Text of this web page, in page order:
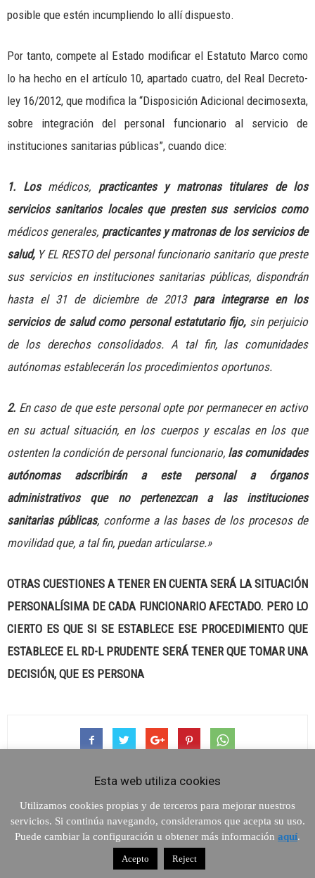
posible que estén incumpliendo lo allí dispuesto.
Por tanto, compete al Estado modificar el Estatuto Marco como
lo ha hecho en el artículo 10, apartado cuatro, del Real Decreto-
ley 16/2012, que modifica la “Disposición Adicional decimosexta,
sobre integración del personal funcionario al servicio de
instituciones sanitarias públicas”, cuando dice:
1. Losmédicos, practicantes y matronas titulares de los
servicios sanitarios locales que presten sus servicios como
médicos generales, practicantes y matronas de los servicios de
salud,Y EL RESTO del personal funcionario sanitario que preste
sus servicios en instituciones sanitarias públicas, dispondrán
hasta el 31 de diciembre de 2013 para integrarse en los
servicios de salud como personal estatutario fijo,sin perjuicio
de los derechos consolidados. A tal fin, las comunidades
autónomas establecerán los procedimientos oportunos.
2. En caso de que este personal opte por permanecer en activo
en su actual situación, en los cuerpos y escalas en los que
ostenten la condición de personal funcionario, las comunidades
autónomas adscribirán a este personal a órganos
administrativos que no pertenezcan a las instituciones
sanitarias públicas, conforme a las bases de los procesos de
movilidad que, a tal fin, puedan articularse.»
OTRAS CUESTIONES A TENER EN CUENTA SERÁ LA SITUACIÓN
PERSONALÍSIMA DE CADA FUNCIONARIO AFECTADO. PERO LO
CIERTO ES QUE SI SE ESTABLECE ESE PROCEDIMIENTO QUE
ESTABLECE EL RD-L PRUDENTE SERÁ TENER QUE TOMAR UNA
DECISIÓN, QUE ES PERSONA
Artículo anterior
Más de 120 enfermeros se
personan en la causa abierta
Artículo siguiente
Carlos Pajuelo, encargado de la
conferencia del Día del Nuevo
Esta web utiliza cookies
Utilizamos cookies propias y de terceros para mejorar nuestros
servicios. Si continúa navegando, consideramos que acepta su uso.
Puede cambiar la configuración u obtener más información aquí.
Acepto Reject